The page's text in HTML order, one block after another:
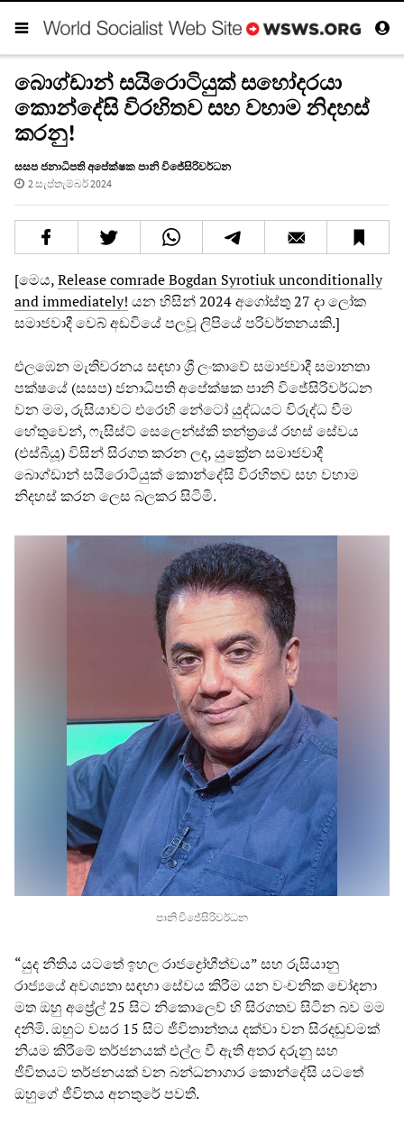
බොග්ඩාන් සයිරොටියුක් සහෝදරයා
කොන්දේසි විරහිතව සහ වහාම නිදහස්
කරනු!
සසප ජනාධිපති අපේක්ෂක පානි විජේසිරිවර්ධන
2 සැප්තැම්බර් 2024
[මෙය,Release comrade Bogdan Syrotiuk unconditionally
and immediately! යන හිසින් 2024 අගෝස්තු 27 දා ලෝක
සමාජවාදී වෙබ් අඩවියේ පලවූ ලිපියේ පරිවර්තනයකි.]
එලඹෙන මැතිවරනය සඳහා ශ්‍රී ලංකාවේ සමාජවාදී සමානතා
පක්ෂයේ (සසප) ජනාධිපති අපේක්ෂක පානි විජේසිරිවර්ධන
වන මම, රුසියාවට එරෙහි නේටෝ යුද්ධයට විරුද්ධ වීම
හේතුවෙන්, ෆැසිස්ට් සෙලෙන්ස්කි තන්ත්‍රයේ රහස් සේවය
(එස්බීයූ) විසින් සිරගත කරන ලද, යුක්‍රේන සමාජවාදී
බොග්ඩාන් සයිරොටියුක් කොන්දේසි විරහිතව සහ වහාම
නිදහස් කරන ලෙස බලකර සිටිමි.
පානි විජේසිරිවර්ධන
“යුද නීතිය යටතේ ඉහල රාජද්‍රෝහීත්වය” සහ රුසියානු
රාජ්‍යයේ අවශ්‍යතා සඳහා සේවය කිරීම යන වංචනික චෝදනා
මත ඔහු අප්‍රේල් 25 සිට නිකොලෙව් හි සිරගතව සිටින බව මම
දනිමි. ඔහුට වසර 15 සිට ජීවිතාන්තය දක්වා වන සිරදඬුවමක්
නියම කිරීමේ තර්ජනයක් එල්ල වී ඇති අතර දරුනු සහ
ජීවිතයට තර්ජනයක් වන බන්ධනාගාර කොන්දේසි යටතේ
ඔහුගේ ජීවිතය අනතුරේ පවතී.